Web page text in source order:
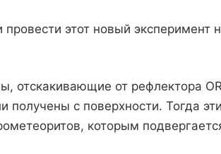
провести этот новый эксперимент
отскакивающие от рефлектора
получены с поверхности. Тогда
которым